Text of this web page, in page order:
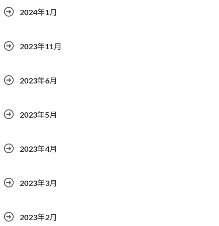
2024年1月
2023年11月
2023年6月
2023年5月
2023年4月
2023年3月
2023年2月